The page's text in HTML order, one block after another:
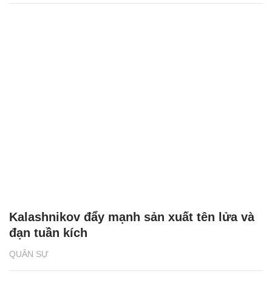
QUÂN SỰ
Kalashnikov đẩy mạnh sản xuất tên lửa và
đạn tuần kích